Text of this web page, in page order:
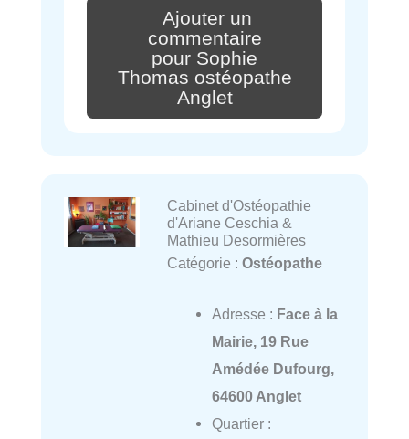
Ajouter un
commentaire
pour Sophie
Thomas ostéopathe
Anglet
Cabinet d'Ostéopathie
d'Ariane Ceschia &
Mathieu Desormières
Catégorie : Ostéopathe
Adresse : Face à la
Mairie, 19 Rue
Amédée Dufourg,
64600 Anglet
Quartier :